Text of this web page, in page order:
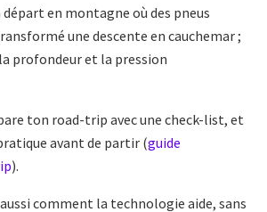
départ en montagne où des pneus
une descente en cauchemar ;
profondeur et la pression
ton road-trip avec une check-list, et
avant de partir (guide
).
comment la technologie aide, sans